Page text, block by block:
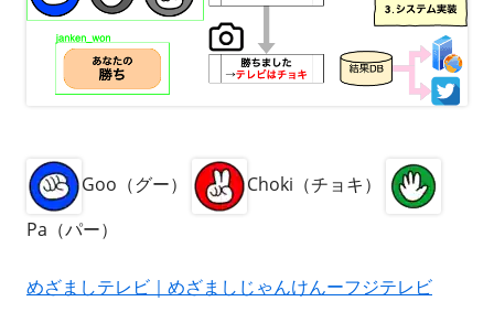
Goo（グー）
Choki（チョキ）
Pa（パー）
めざましテレビ｜めざましじゃんけんーフジテレビ